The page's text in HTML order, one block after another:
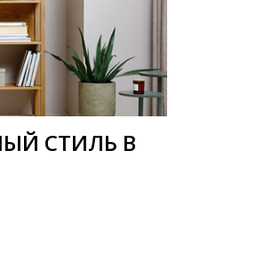
СТИЛЬ В